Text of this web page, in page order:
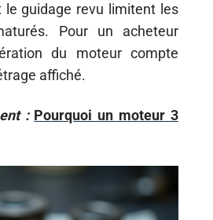
le guidage revu limitent les
Pour un acheteur
du moteur compte
affiché.
: Pourquoi un moteur 3